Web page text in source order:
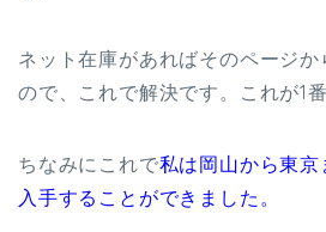
ネット在庫があればそのページ
ので、これで解決です。これが1
ちなみにこれで私は岡山から東京
入手することができました。